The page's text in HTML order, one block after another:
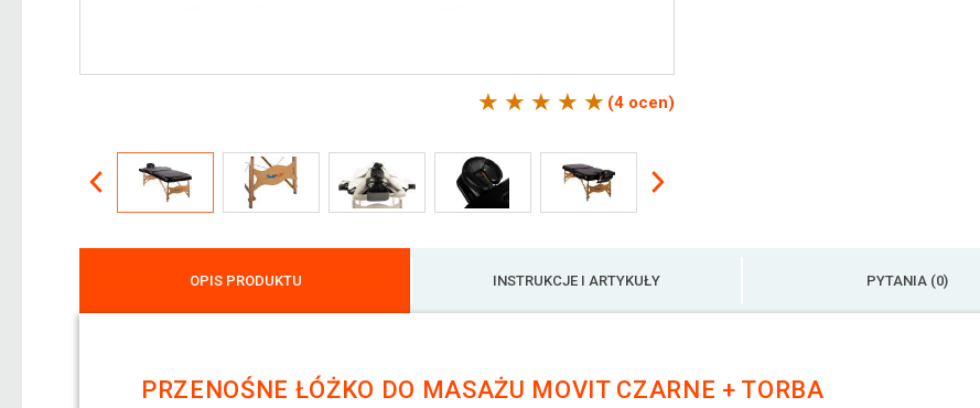
(4 ocen)
OPIS PRODUKTU INSTRUKCJE I ARTYKUŁY PYTANIA (0)
PRZENOŚNE ŁÓŻKO DO MASAŻU MOVIT CZARNE + TORBA